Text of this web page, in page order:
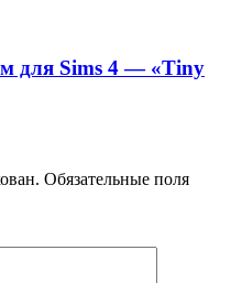
для Sims 4 — «Tiny
Обязательные поля